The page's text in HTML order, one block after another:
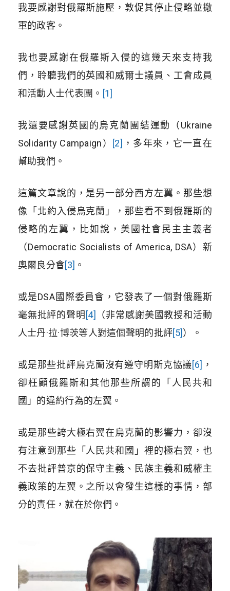
我要感謝對俄羅斯施壓，敦促其停止侵略並撤
軍的政客。
我也要感謝在俄羅斯入侵的這幾天來支持我
們，聆聽我們的英國和威爾士議員、工會成員
和活動人士代表團。 [1]
我還要感謝英國的烏克蘭團結運動（Ukraine
Solidarity Campaign） [2] ，多年來，它一直在
幫助我們。
這篇文章說的，是另一部分西方左翼。那些想
像「北約入侵烏克蘭」，那些看不到俄羅斯的
侵略的左翼，比如說，美國社會民主主義者
（Democratic Socialists of America, DSA）新
奧爾良分會[3] 。
或是DSA國際委員會，它發表了一個對俄羅斯
毫無批評的聲明 [4]
（非常感謝美國教授和活動
人士丹·拉·博茨等人對這個聲明的批評[5]）。
或是那些批評烏克蘭沒有遵守明斯克協議[6] ，
卻枉顧俄羅斯和其他那些所謂的「人民共和
國」的違約行為的左翼。
或是那些誇大極右翼在烏克蘭的影響力，卻沒
有注意到那些「人民共和國」裡的極右翼，也
不去批評普京的保守主義、民族主義和威權主
義政策的左翼。之所以會發生這樣的事情，部
分的責任，就在於你們。